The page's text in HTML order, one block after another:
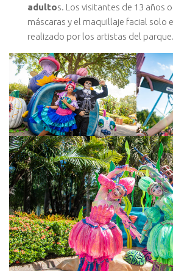
adultos. Los visitantes de 13 años
máscaras y el maquillaje facial solo
realizado por los artistas del parque.